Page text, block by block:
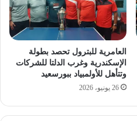
العامرية للبترول تحصد بطولة
الإسكندرية وغرب الدلتا للشركات
وتتأهل للأولمبياد ببورسعيد
26 يونيو، 2026